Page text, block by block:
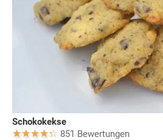
Schokokekse
851 Bewertungen